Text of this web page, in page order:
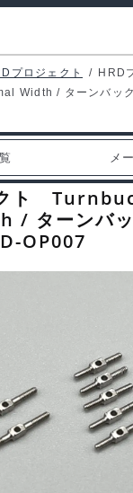
プロジェクト / HRD
Width / ターンバッ
メ
ト
ターンバッ
OP007